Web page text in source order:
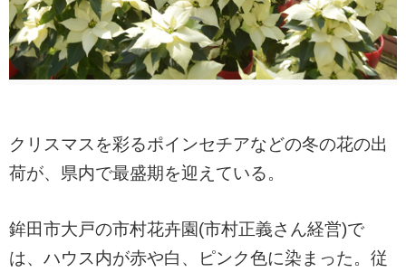
クリスマスを彩るポインセチアなどの冬の花の出
荷が、県内で最盛期を迎えている。
鉾田市大戸の市村花卉園(市村正義さん経営)で
は、ハウス内が赤や白、ピンク色に染まった。従